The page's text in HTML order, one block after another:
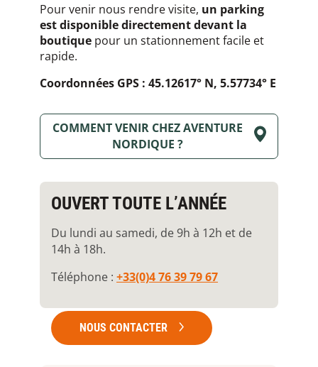
Pour venir nous rendre visite, un parking
est disponible directement devant la
boutique pour un stationnement facile et
rapide.
Coordonnées GPS : 45.12617° N, 5.57734° E
COMMENT VENIR CHEZ AVENTURE
NORDIQUE ?
OUVERT TOUTE L’ANNÉE
Du lundi au samedi, de 9h à 12h et de
14h à 18h.
Téléphone : +33(0)4 76 39 79 67
NOUS CONTACTER